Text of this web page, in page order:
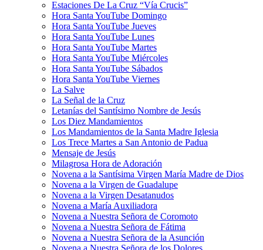
Estaciones De La Cruz “Vía Crucis”
Hora Santa YouTube Domingo
Hora Santa YouTube Jueves
Hora Santa YouTube Lunes
Hora Santa YouTube Martes
Hora Santa YouTube Miércoles
Hora Santa YouTube Sábados
Hora Santa YouTube Viernes
La Salve
La Señal de la Cruz
Letanías del Santísimo Nombre de Jesús
Los Diez Mandamientos
Los Mandamientos de la Santa Madre Iglesia
Los Trece Martes a San Antonio de Padua
Mensaje de Jesús
Milagrosa Hora de Adoración
Novena a la Santísima Virgen María Madre de Dios
Novena a la Virgen de Guadalupe
Novena a la Virgen Desatanudos
Novena a María Auxiliadora
Novena a Nuestra Señora de Coromoto
Novena a Nuestra Señora de Fátima
Novena a Nuestra Señora de la Asunción
Novena a Nuestra Señora de los Dolores